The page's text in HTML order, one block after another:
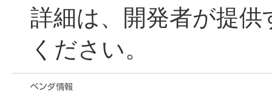
詳細は、開発者が提供
ください。